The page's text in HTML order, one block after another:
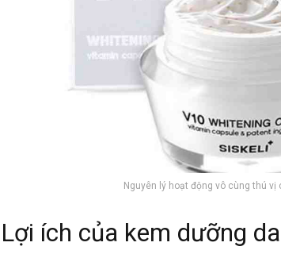
Nguyên lý hoạt động vô cùng thú vị
Lợi ích của kem dưỡng